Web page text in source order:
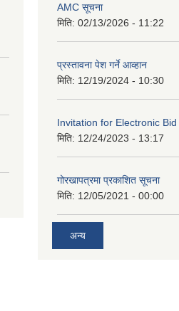
AMC सूचना
मिति: 02/13/2026 - 11:22
प्रस्तावना पेश गर्ने आव्हान
मिति: 12/19/2024 - 10:30
Invitation for Electronic Bid
मिति: 12/24/2023 - 13:17
गोरखापत्रमा प्रकाशित सूचना
मिति: 12/05/2021 - 00:00
अन्य